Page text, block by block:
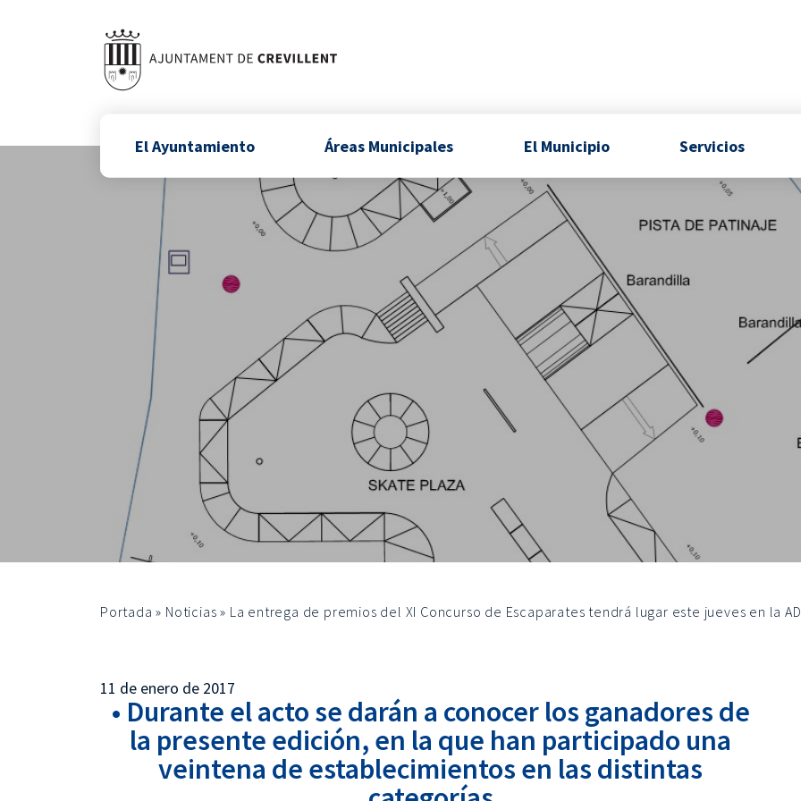
El Ayuntamiento Áreas Municipales El Municipio Servicios
Portada » Noticias » La entrega de premios del XI Concurso de Escaparates tendrá lugar este jueves en la
11 de enero de 2017
• Durante el acto se darán a conocer los ganadores de
la presente edición, en la que han participado una
veintena de establecimientos en las distintas